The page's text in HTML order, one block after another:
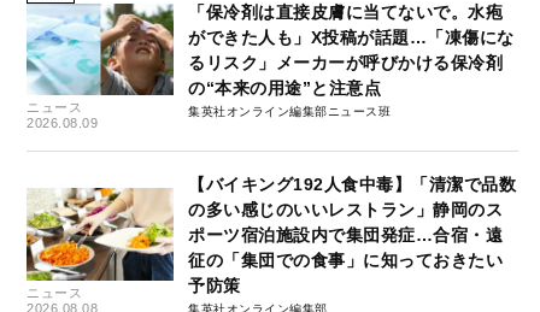
ニュース
2026.08.09
「保冷剤は直接皮膚に当てないで。水疱
ができた人も」X投稿が話題…「凍傷にな
るリスク」メーカーが呼びかける保冷剤
の“本来の用途”と注意点
集英社オンライン編集部ニュース班
ニュース
2026.08.08
【バイキング192人食中毒】「清潔で品数
の多い感じのいいレストラン」静岡のス
ポーツ宿泊施設内で集団発症…合宿・遠
征の「集団での食事」に知っておきたい
予防策
集英社オンライン編集部